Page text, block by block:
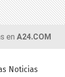
en A24.COM
Noticias